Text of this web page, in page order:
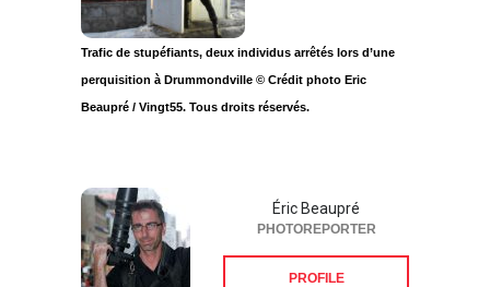
Trafic de stupéfiants, deux individus arrêtés lors d’une
perquisition à Drummondville © Crédit photo Eric
Beaupré / Vingt55. Tous droits réservés.
Éric Beaupré
PHOTOREPORTER
PROFILE